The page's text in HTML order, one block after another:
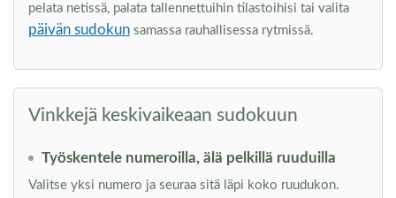
pelata netissä, palata tallennettuihin tilastoihisi tai valita
päivän sudokun samassa rauhallisessa rytmissä.
Vinkkejä keskivaikeaan sudokuun
Työskentele numeroilla, älä pelkillä ruuduilla
Valitse yksi numero ja seuraa sitä läpi koko ruudukon.